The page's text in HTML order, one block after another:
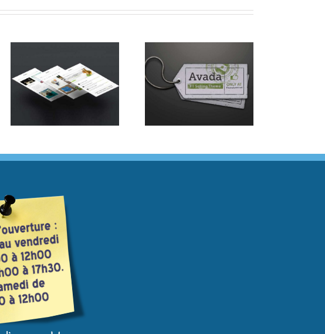
Suspende Phara Urna Donec Ore Turis Eget